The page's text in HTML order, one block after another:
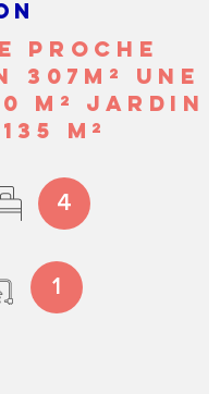
PROCHE
307M² UNE
M² JARDIN
M²
4
1